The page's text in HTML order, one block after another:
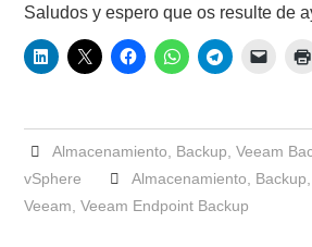
Saludos y espero que os resulte de
Almacenamiento Backup Veeam
vSphere
Almacenamiento Backup
Veeam ,Veeam Endpoint Backup